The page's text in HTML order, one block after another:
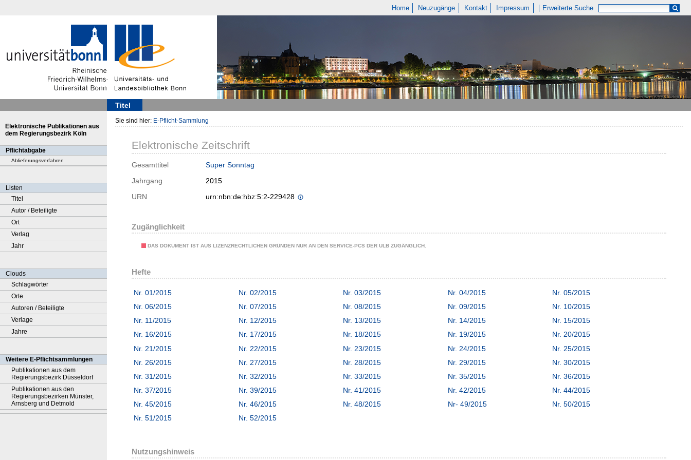
Home Neuzugänge Kontakt Impressum Erweiterte Suche
Titel
Elektronische Publikationen aus
dem Regierungsbezirk Köln
Pflichtabgabe
Ablieferungsverfahren
Listen
Titel
Autor / Beteiligte
Ort
Verlag
Jahr
Clouds
Schlagwörter
Orte
Autoren / Beteiligte
Verlage
Jahre
Weitere E-Pflichtsammlungen
Publikationen aus dem
Regierungsbezirk Düsseldorf
Publikationen aus den
Regierungsbezirken Münster,
Arnsberg und Detmold
Sie sind hier: E-Pflicht-Sammlung
Elektronische Zeitschrift
Gesamttitel
Super Sonntag
Jahrgang
2015
URN
urn:nbn:de:hbz:5:2-229428
Zugänglichkeit
DAS DOKUMENT IST AUS LIZENZRECHTLICHEN GRÜNDEN NUR AN DEN SERVICE-PCS DER ULB ZUGÄNGLICH.
Hefte
Nr. 01/2015 Nr. 02/2015 Nr. 03/2015 Nr. 04/2015
Nr. 05/2015
Nr. 06/2015
Nr. 07/2015 Nr. 08/2015 Nr. 09/2015
Nr. 10/2015
Nr. 11/2015
Nr. 12/2015 Nr. 13/2015 Nr. 14/2015
Nr. 15/2015
Nr. 16/2015
Nr. 17/2015 Nr. 18/2015 Nr. 19/2015
Nr. 20/2015
Nr. 21/2015
Nr. 22/2015 Nr. 23/2015 Nr. 24/2015
Nr. 25/2015
Nr. 26/2015
Nr. 27/2015 Nr. 28/2015 Nr. 29/2015
Nr. 30/2015
Nr. 31/2015
Nr. 32/2015 Nr. 33/2015 Nr. 35/2015
Nr. 36/2015
Nr. 37/2015
Nr. 39/2015 Nr. 41/2015 Nr. 42/2015
Nr. 44/2015
Nr. 45/2015
Nr. 46/2015 Nr. 48/2015 Nr- 49/2015
Nr. 50/2015
Nr. 51/2015
Nr. 52/2015
Nutzungshinweis